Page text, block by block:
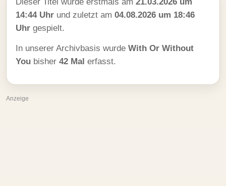
14:44 Uhr und zuletzt am 04.08.2026 um 18:46
Uhr gespielt.
In unserer Archivbasis wurde With Or Without
You bisher 42 Mal erfasst.
Anzeige